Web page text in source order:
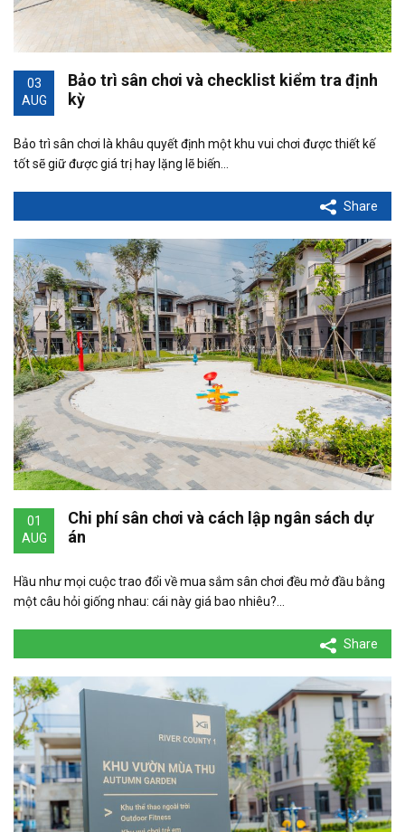
03
AUG
Bảo trì sân chơi và checklist kiểm tra định
kỳ
Bảo trì sân chơi là khâu quyết định một khu vui chơi được thiết kế
tốt sẽ giữ được giá trị hay lặng lẽ biến…
Share
01
AUG
Chi phí sân chơi và cách lập ngân sách dự
án
Hầu như mọi cuộc trao đổi về mua sắm sân chơi đều mở đầu bằng
một câu hỏi giống nhau: cái này giá bao nhiêu?…
Share